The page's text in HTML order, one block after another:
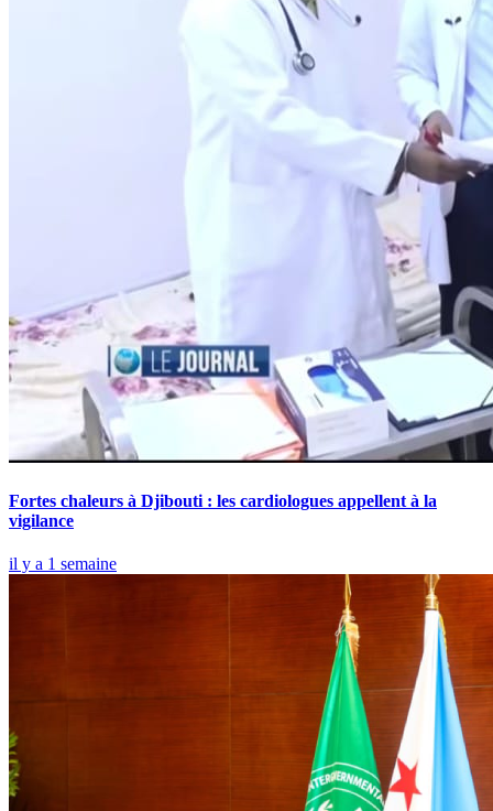
Fortes chaleurs à Djibouti : les cardiologues appellent à la
vigilance
il y a 1 semaine